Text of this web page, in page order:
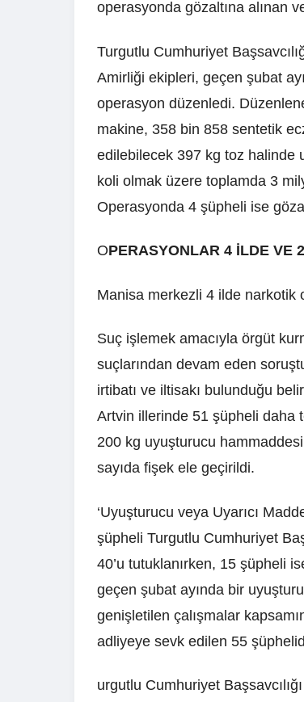
operasyonda gözaltına alınan
Turgutlu Cumhuriyet
Amirliği ekipleri, geçen şubat
operasyon düzenledi.
makine, 358 bin 858 sentetik
edilebilecek 397 kg toz halinde
koli olmak üzere toplamda 3
Operasyonda 4 şüpheli ise
OPERASYONLAR 4 İLDE VE
Manisa merkezli 4 ilde narkotik
Suç işlemek amacıyla örgüt
suçlarından devam eden
irtibatı ve iltisakı bulunduğu
Artvin illerinde 51 şüpheli daha
200 kg uyuşturucu
sayıda fişek ele geçirildi.
‘Uyuşturucu veya Uyarıcı
şüpheli Turgutlu Cumhuriyet
40’u tutuklanırken, 15 şüpheli
geçen şubat ayında bir
genişletilen çalışmalar
adliyeye sevk edilen 55
urgutlu Cumhuriyet